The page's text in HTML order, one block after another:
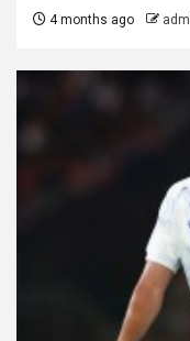
4 months ago